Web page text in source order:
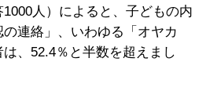
人）によると、子どもの内
連絡」、いわゆる「オヤカ
、52.4％と半数を超えまし